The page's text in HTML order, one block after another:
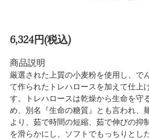
6,324円(税込)
商品説明
厳選された上質の小麦粉を使用し、で
て作られたトレハロースを加えて仕上
す。トレハロースは乾燥から生命を守
め、別名『生命の糖質』とも言われ、
より、茹で時間の短縮、茹で伸びの抑
を滑らかにし、ソフトでもっちりとし